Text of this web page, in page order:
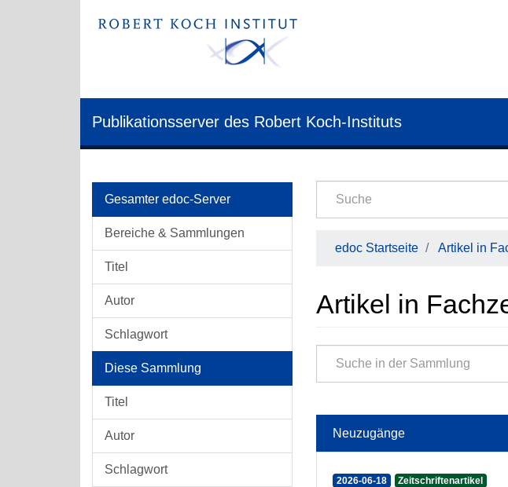
Publikationsserver des Robert Koch-Instituts
Gesamter edoc-Server
Bereiche & Sammlungen
Titel
Autor
Schlagwort
Diese Sammlung
Titel
Autor
Schlagwort
edoc Startseite Artikel in
Artikel in
Neuzugänge
2026-06-18 Zeitschriftenartikel